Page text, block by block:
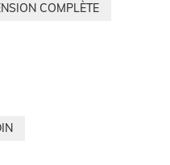
COMPLÈTE